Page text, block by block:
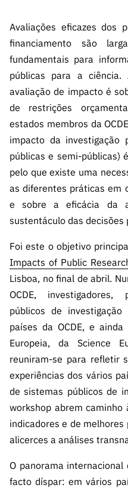
Avaliações eficazes dos
financiamento são
fundamentais para
públicas para a
avaliação de impacto é
de restrições
estados membros da
impacto da investigação
públicas e semi-públicas)
pelo que existe uma
as diferentes práticas em
e sobre a eficácia da
sustentáculo das decisões
Foi este o objetivo
Impacts of Public
Lisboa, no final de abril.
OCDE,
públicos de
países da OCDE, e
Europeia, da Science
reuniram-se para refletir
experiências dos vários
de sistemas públicos de
workshop abrem
indicadores e de
alicerces a análises
O panorama
facto díspar: em vários